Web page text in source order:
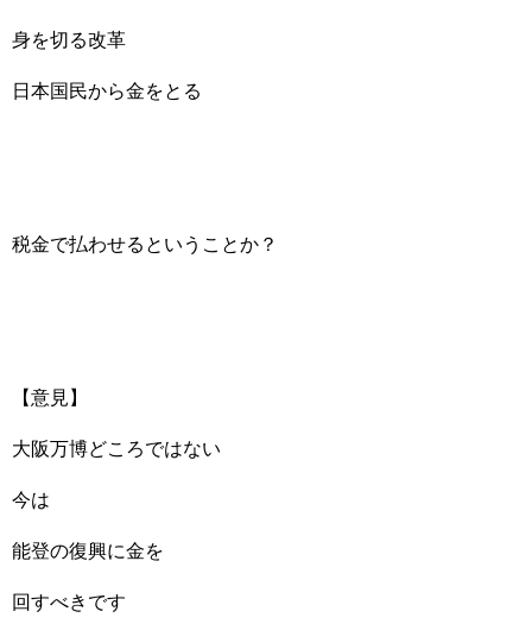
身を切る改革
日本国民から金をとる
税金で払わせるということか？
【意見】
大阪万博どころではない
今は
能登の復興に金を
回すべきです